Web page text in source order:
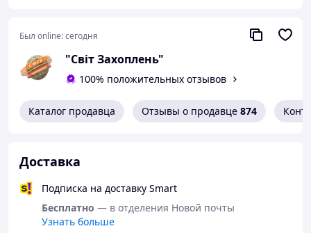
Был online:сегодня
"Світ Захоплень"
100% положительных отзывов
Каталог продавца Отзывы о продавце 874
Доставка
Подписка на доставку Smart
Бесплатно — в отделения Новой почты
Узнать больше